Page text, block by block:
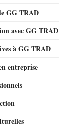
GG TRAD
avec GG TRAD
à GG TRAD
entreprise